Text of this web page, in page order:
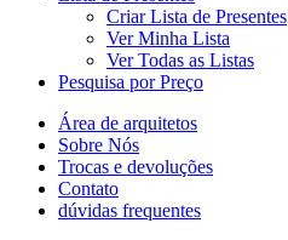
Criar Lista de Presentes
Ver Minha Lista
Ver Todas as Listas
Pesquisa por Preço
Área de arquitetos
Sobre Nós
Trocas e devoluções
Contato
dúvidas frequentes